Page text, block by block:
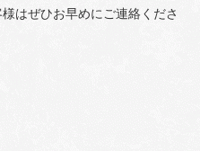
はぜひお早めにご連絡くださ